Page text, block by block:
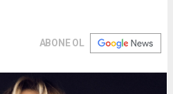
ABONE OL